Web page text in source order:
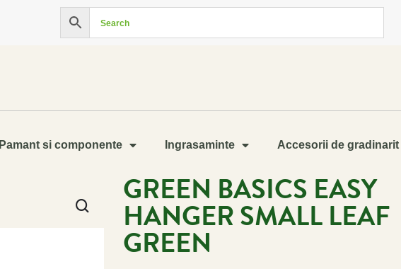
Pamant si componente Ingrasaminte Accesorii de gradinarit
GREEN BASICS EASY
HANGER SMALL LEAF
GREEN